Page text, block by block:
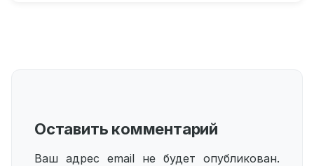
Оставить комментарий
Ваш адрес email не будет опубликован.